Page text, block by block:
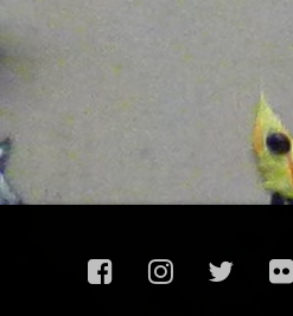
FacebookInstagram
Twitter